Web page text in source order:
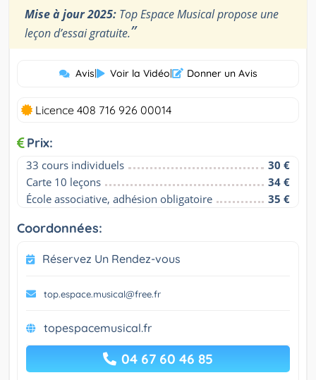
Mise à jour 2025: Top Espace Musical propose une
leçon d’essai gratuite.”
Avis| Voir la Vidéo| Donner un Avis
Licence 408 716 926 00014
Prix:
33 cours individuels
30 €
Carte 10 leçons
34 €
École associative, adhésion obligatoire
35 €
Coordonnées:
Réservez Un Rendez-vous
top.espace.musical@free.fr
topespacemusical.fr
04 67 60 46 85